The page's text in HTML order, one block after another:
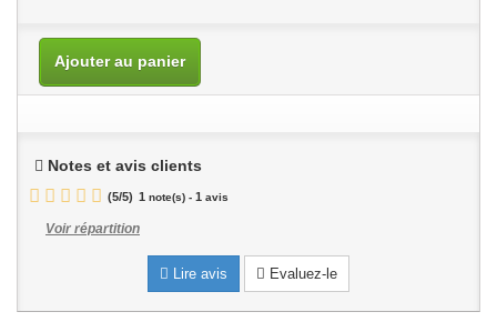
Ajouter au panier
Notes et avis clients
(5/5) 1 note(s) - 1 avis
Voir répartition
Lire avis Evaluez-le